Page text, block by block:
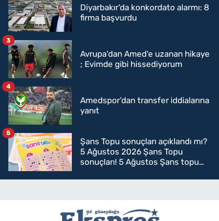
Diyarbakır'da konkordato alarmı: 8
firma başvurdu
Avrupa'dan Amed'e uzanan hikaye
; Evimde gibi hissediyorum
3
Amedspor’dan transfer iddialarına
yanıt
4
Şans Topu sonuçları açıklandı mı?
5 Ağustos 2026 Şans Topu
sonuçları! 5 Ağustos Şans topu
5